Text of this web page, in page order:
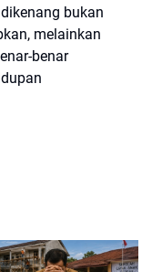
bukan
melainkan
benar